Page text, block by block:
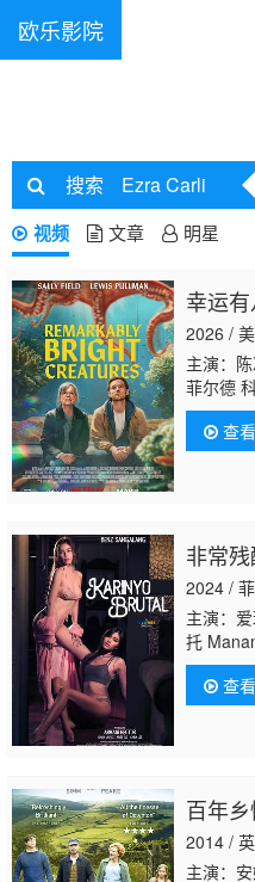
欧乐影院
搜索 Ezra Carli
视频 文章 明星
幸运
2026 /
主演：
菲尔德
·佩恩 梅
斯 索菲
纳德·沙
查
非常
2024 /
主演：
托
查
百年
2014 /
主演：